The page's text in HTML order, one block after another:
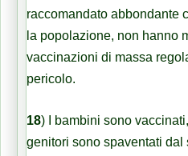
raccomandato abbondante
la popolazione, non hanno
vaccinazioni di massa
pericolo.
18) I bambini sono
genitori sono spaventati dal